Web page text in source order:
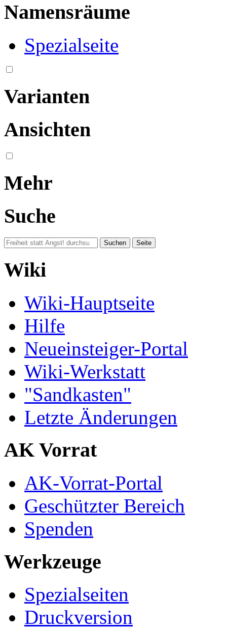
Namensräume
Spezialseite
Varianten
Ansichten
Mehr
Suche
Wiki
Wiki-Hauptseite
Hilfe
Neueinsteiger-Portal
Wiki-Werkstatt
"Sandkasten"
Letzte Änderungen
AK Vorrat
AK-Vorrat-Portal
Geschützter Bereich
Spenden
Werkzeuge
Spezialseiten
Druckversion